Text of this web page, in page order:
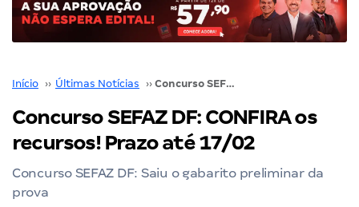
Início ›› Últimas Notícias ›› Concurso SEFAZ DF: CONFIRA os recursos! Prazo até 17/02
Concurso SEFAZ DF: CONFIRA os
recursos! Prazo até 17/02
Concurso SEFAZ DF: Saiu o gabarito preliminar da
prova